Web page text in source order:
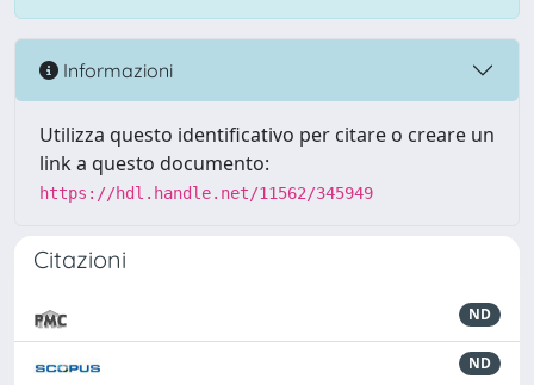
Informazioni
Utilizza questo identificativo per citare o creare un
link a questo documento:
https://hdl.handle.net/11562/345949
Citazioni
ND
ND